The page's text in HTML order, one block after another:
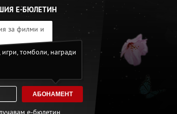
Е-БЮЛЕТИН
за филми и
томболи, награди
АБОНАМЕНТ
е-бюлетин